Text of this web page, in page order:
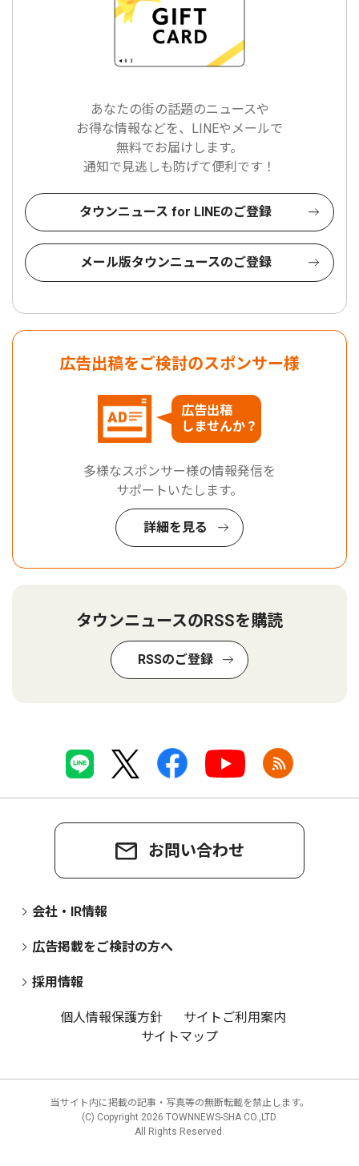
あなたの街の話題のニュースや
お得な情報などを、LINEやメールで
無料でお届けします。
通知で見逃しも防げて便利です！
タウンニュース for LINEのご登録
メール版タウンニュースのご登録
広告出稿をご検討のスポンサー様
広告出稿
しませんか？
多様なスポンサー様の情報発信を
サポートいたします。
詳細を見る
タウンニュースのRSSを購読
RSSのご登録
お問い合わせ
会社・IR情報
広告掲載をご検討の方へ
採用情報
個人情報保護方針
サイトご利用案内
サイトマップ
当サイト内に掲載の記事・写真等の無断転載を禁止します。
(C) Copyright 2026 TOWNNEWS-SHA CO.,LTD.
All Rights Reserved.